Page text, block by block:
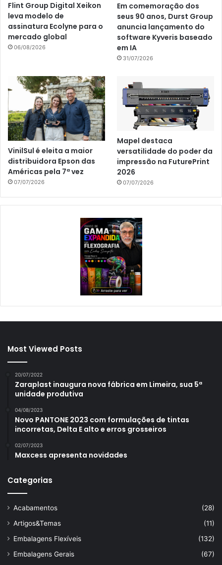
Flint Group Digital Xeikon
leva modelo de
assinatura Ecolyne para o
mercado global
06/08/2026
Em comemoração dos
seus 90 anos, Durst Group
anuncia lançamento do
software Kyveris baseado
em IA
31/07/2026
VinilSul é eleita a maior
distribuidora Epson das
Américas pela 7ª vez
07/07/2026
Mapel destaca
versatilidade do poder da
impressão na FuturePrint
2026
07/07/2026
Most Viewed Posts
20/07/2022
Zaraplast inaugura nova fábrica em Limeira, sua 5ª
unidade produtiva
04/08/2023
Novo PANTONE 2023 com formulações de tintas
incorretas, Delta E alto e erros grosseiros
02/07/2023
Maxcess apresenta novidades
Categorias
Acabamentos
(28)
Artigos&Temas
(11)
Embalagens Flexíveis
(132)
Embalagens Gerais
(67)